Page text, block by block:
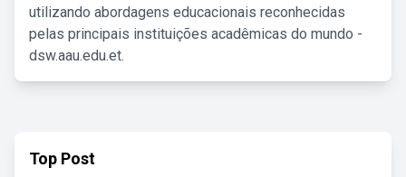
utilizando abordagens educacionais reconhecidas
pelas principais instituições acadêmicas do mundo -
dsw.aau.edu.et.
Top Post